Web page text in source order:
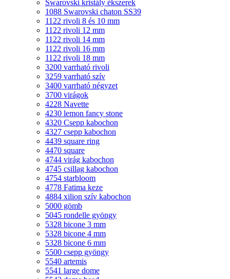
Swarovski kristály ékszerek
1088 Swarovski chaton SS39
1122 rivoli 8 és 10 mm
1122 rivoli 12 mm
1122 rivoli 14 mm
1122 rivoli 16 mm
1122 rivoli 18 mm
3200 varrható rivoli
3259 varrható szív
3400 varrható négyzet
3700 virágok
4228 Navette
4230 lemon fancy stone
4320 Csepp kabochon
4327 csepp kabochon
4439 square ring
4470 square
4744 virág kabochon
4745 csillag kabochon
4754 starbloom
4778 Fatima keze
4884 xilion szív kabochon
5000 gömb
5045 rondelle gyöngy
5328 bicone 3 mm
5328 bicone 4 mm
5328 bicone 6 mm
5500 csepp gyöngy
5540 artemis
5541 large dome